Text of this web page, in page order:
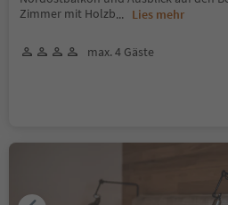
Zimmer mit Holzb... Lies mehr
max. 4 Gäste